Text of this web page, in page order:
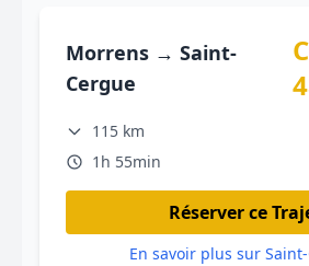
Morrens → Saint-
Cergue
115 km
1h 55min
Réserver ce
En savoir plus sur